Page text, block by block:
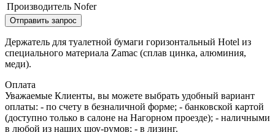
Производитель Nofer
Отправить запрос
Держатель для туалетной бумаги горизонтальный Hotel из
специального материала Zamac (сплав цинка, алюминия,
меди).
Оплата
Уважаемые Клиенты, вы можете выбрать удобный вариант
оплаты: - по счету в безналичной форме; - банковской картой
(доступно только в салоне на Нагорном проезде); - наличными
в любой из наших шоу-румов; - в лизинг.